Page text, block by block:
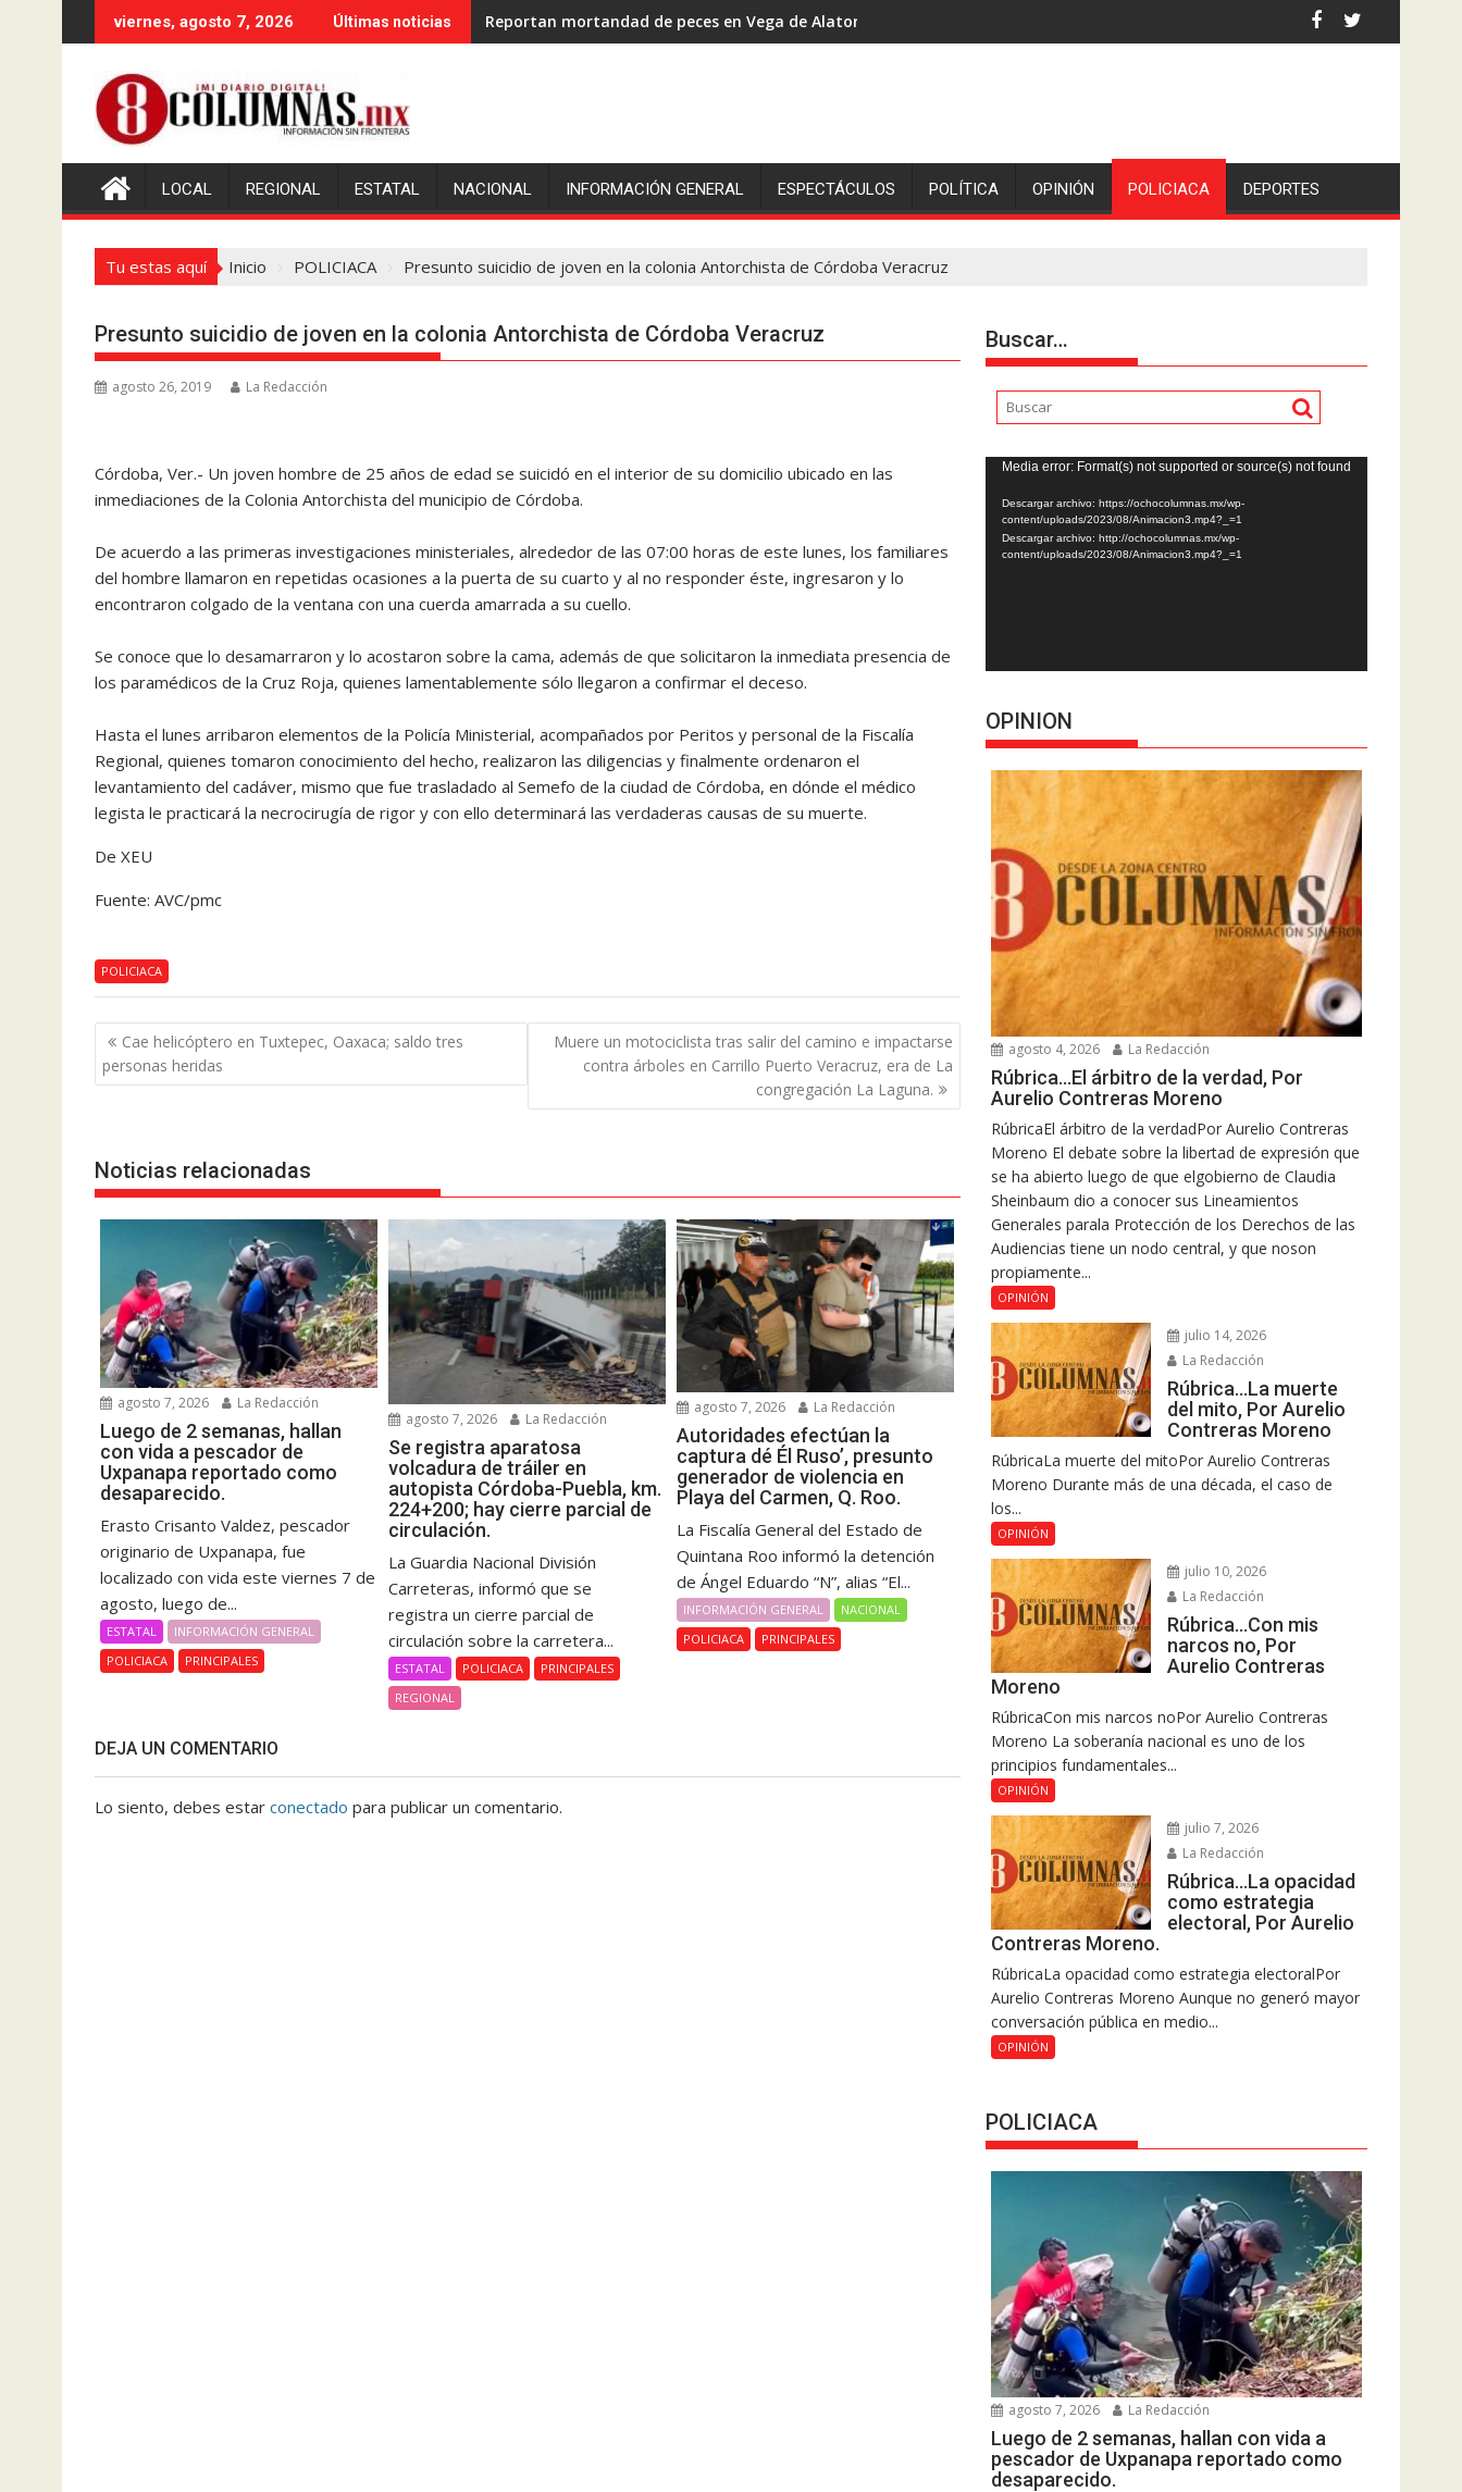
al
viernes, agosto 7, 2026 Últimas noticias Luego de 2 semanas, hallan con vida a pescador de Uxpanapa reportado como desaparecido.
LOCAL REGIONAL ESTATAL NACIONAL INFORMACIÓN GENERAL ESPECTÁCULOS POLÍTICA OPINIÓN POLICIACA DEPORTES
Tu estas aquí Inicio POLICIACA Presunto suicidio de joven en la colonia Antorchista de Córdoba Veracruz
Presunto suicidio de joven en la colonia Antorchista de Córdoba Veracruz
agosto 26, 2019 La Redacción
Córdoba, Ver.- Un joven hombre de 25 años de edad se suicidó en el interior de su domicilio ubicado en las
inmediaciones de la Colonia Antorchista del municipio de Córdoba.
De acuerdo a las primeras investigaciones ministeriales, alrededor de las 07:00 horas de este lunes, los familiares
del hombre llamaron en repetidas ocasiones a la puerta de su cuarto y al no responder éste, ingresaron y lo
encontraron colgado de la ventana con una cuerda amarrada a su cuello.
Se conoce que lo desamarraron y lo acostaron sobre la cama, además de que solicitaron la inmediata presencia de
los paramédicos de la Cruz Roja, quienes lamentablemente sólo llegaron a confirmar el deceso.
Hasta el lunes arribaron elementos de la Policía Ministerial, acompañados por Peritos y personal de la Fiscalía
Regional, quienes tomaron conocimiento del hecho, realizaron las diligencias y finalmente ordenaron el
levantamiento del cadáver, mismo que fue trasladado al Semefo de la ciudad de Córdoba, en dónde el médico
legista le practicará la necrocirugía de rigor y con ello determinará las verdaderas causas de su muerte.
De XEU
Fuente: AVC/pmc
POLICIACA
Navegación
de
entradas
Cae helicóptero en Tuxtepec, Oaxaca; saldo tres
personas heridas
Muere un motociclista tras salir del camino e impactarse
contra árboles en Carrillo Puerto Veracruz, era de La
congregación La Laguna.
Noticias relacionadas
agosto 7, 2026 La Redacción
Luego de 2 semanas, hallan
con vida a pescador de
Uxpanapa reportado como
desaparecido.
Erasto Crisanto Valdez, pescador
originario de Uxpanapa, fue
localizado con vida este viernes 7 de
agosto, luego de...
ESTATAL
INFORMACIÓN GENERAL
POLICIACA
PRINCIPALES
agosto 7, 2026 La Redacción
Se registra aparatosa
volcadura de tráiler en
autopista Córdoba-Puebla, km.
224+200; hay cierre parcial de
circulación.
La Guardia Nacional División
Carreteras, informó que se
registra un cierre parcial de
circulación sobre la carretera...
ESTATAL POLICIACA
PRINCIPALES
REGIONAL
agosto 7, 2026 La Redacción
Autoridades efectúan la
captura dé Él Ruso’, presunto
generador de violencia en
Playa del Carmen, Q. Roo.
La Fiscalía General del Estado de
Quintana Roo informó la detención
de Ángel Eduardo “N”, alias “El...
INFORMACIÓN GENERAL
NACIONAL
POLICIACA
PRINCIPALES
DEJA UN COMENTARIO
Lo siento, debes estar conectado para publicar un comentario.
Buscar…
Reproductor
de
vídeo
Media error: Format(s) not supported or source(s) not found
Descargar archivo: https://ochocolumnas.mx/wp-
content/uploads/2023/08/Animacion3.mp4?_=1
Descargar archivo: http://ochocolumnas.mx/wp-
content/uploads/2023/08/Animacion3.mp4?_=1
OPINION
agosto 4, 2026 La Redacción
Rúbrica…El árbitro de la verdad, Por
Aurelio Contreras Moreno
RúbricaEl árbitro de la verdadPor Aurelio Contreras
Moreno El debate sobre la libertad de expresión que
se ha abierto luego de que elgobierno de Claudia
Sheinbaum dio a conocer sus Lineamientos
Generales parala Protección de los Derechos de las
Audiencias tiene un nodo central, y que noson
propiamente...
OPINIÓN
julio 14, 2026
La Redacción
Rúbrica…La muerte
del mito, Por Aurelio
Contreras Moreno
RúbricaLa muerte del mitoPor Aurelio Contreras
Moreno Durante más de una década, el caso de
los...
OPINIÓN
julio 10, 2026
La Redacción
Rúbrica…Con mis
narcos no, Por
Aurelio Contreras
Moreno
RúbricaCon mis narcos noPor Aurelio Contreras
Moreno La soberanía nacional es uno de los
principios fundamentales...
OPINIÓN
julio 7, 2026
La Redacción
Rúbrica…La opacidad
como estrategia
electoral, Por Aurelio
Contreras Moreno.
RúbricaLa opacidad como estrategia electoralPor
Aurelio Contreras Moreno Aunque no generó mayor
conversación pública en medio...
OPINIÓN
POLICIACA
agosto 7, 2026 La Redacción
Luego de 2 semanas, hallan con vida a
pescador de Uxpanapa reportado como
desaparecido.